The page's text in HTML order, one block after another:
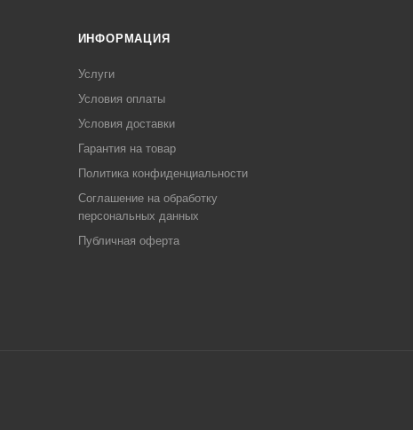
ИНФОРМАЦИЯ
Услуги
Условия оплаты
Условия доставки
Гарантия на товар
Политика конфиденциальности
Соглашение на обработку
персональных данных
Публичная оферта